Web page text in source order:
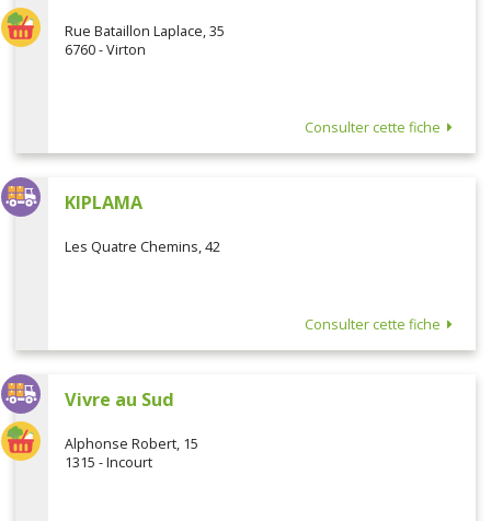
Rue Bataillon Laplace, 35
6760 - Virton
Consulter cette fiche
KIPLAMA
Les Quatre Chemins, 42
Consulter cette fiche
Vivre au Sud
Alphonse Robert, 15
1315 - Incourt